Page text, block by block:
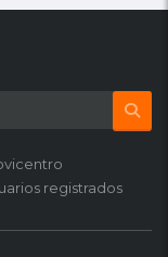
registrados